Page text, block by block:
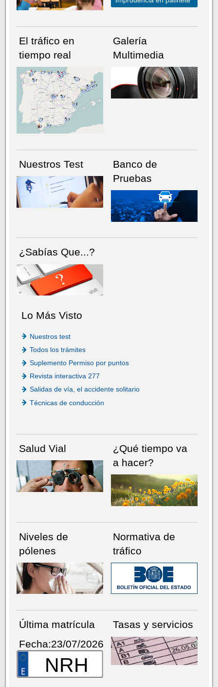
NÚMERO ACTUALHEMEROTECA
El tráfico en
tiempo real
Galería
Multimedia
Nuestros Test
Banco de
Pruebas
¿Sabías Que...?
Lo Más Visto
Nuestros test
Todos los trámites
Suplemento Permiso por puntos
Revista interactiva 277
Salidas de vía, el accidente solitario
Técnicas de conducción
Salud Vial
¿Qué tiempo va
a hacer?
Niveles de
pólenes
Normativa de
tráfico
Última matrícula
Fecha:23/07/2026
NRH
Tasas y servicios